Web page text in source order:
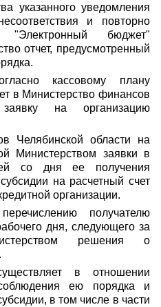
указанного уведомления
и повторно
"Электронный бюджет"
отчет, предусмотренный
кассовому плану
в Министерство финансов
на организацию
Челябинской области на
Министерством заявки в
со дня ее получения
на расчетный счет
организации.
получателю
дня, следующего за
решения о
в отношении
ею порядка и
в том числе в части